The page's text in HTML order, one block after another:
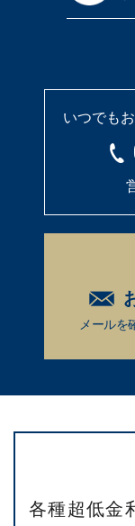
いつでも
メールを
各種超低金